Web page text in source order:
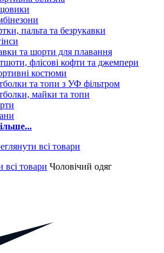
пальта та безрукавки
та шорти для плавання
флісові кофти та джемпери
костюми
та топи з УФ фільтром
майки та топи
всі товари Чоловічий одяг